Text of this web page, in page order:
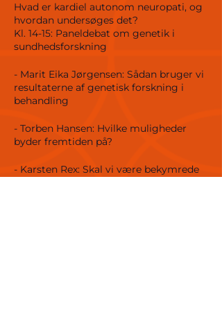
Hvad er kardiel autonom neuropati, og
hvordan undersøges det?
Kl. 14-15: Paneldebat om genetik i
sundhedsforskning
- Marit Eika Jørgensen: Sådan bruger vi
resultaterne af genetisk forskning i
behandling
- Torben Hansen: Hvilke muligheder
byder fremtiden på?
- Karsten Rex: Skal vi være bekymrede